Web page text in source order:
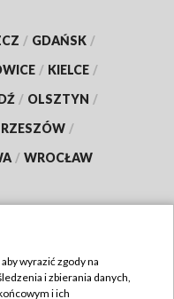
/ GDAŃSK /
/ KIELCE /
/ OLSZTYN /
RZESZÓW /
/ WROCŁAW
wyrazić zgody na
i zbierania danych,
i ich